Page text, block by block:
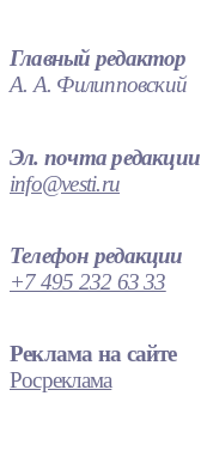
Главный редактор
А. А. Филипповский
Эл. почта редакции
info@vesti.ru
Телефон редакции
+7 495 232 63 33
Реклама на сайте
Росреклама